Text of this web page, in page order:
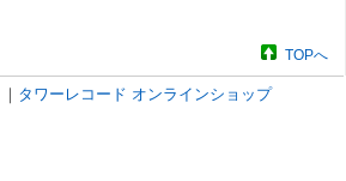
TOPへ
｜ タワーレコード オンラインショップ